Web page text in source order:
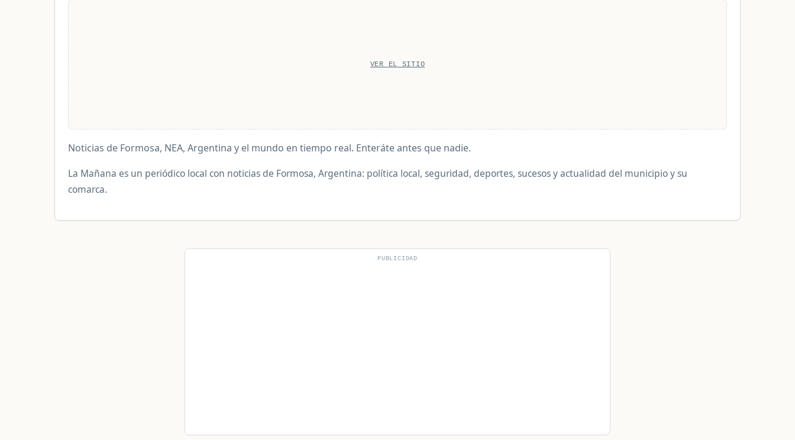
VER EL SITIO
Noticias de Formosa, NEA, Argentina y el mundo en tiempo real. Enteráte antes que nadie.
La Mañana es un periódico local con noticias de Formosa, Argentina: política local, seguridad, deportes, sucesos y actualidad del municipio y su
comarca.
PUBLICIDAD